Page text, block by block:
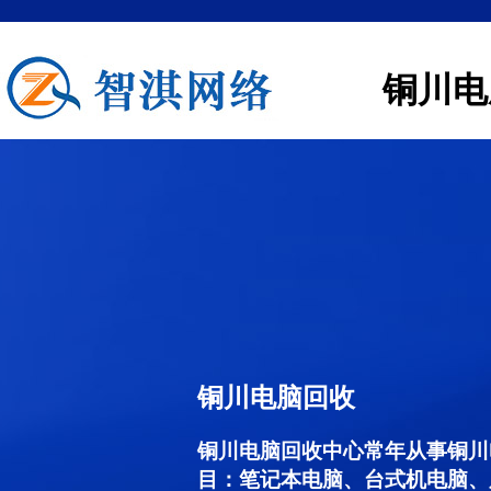
铜川
铜川电脑回收
铜川电脑回收中心常年从事铜
目：笔记本电脑、台式机电脑